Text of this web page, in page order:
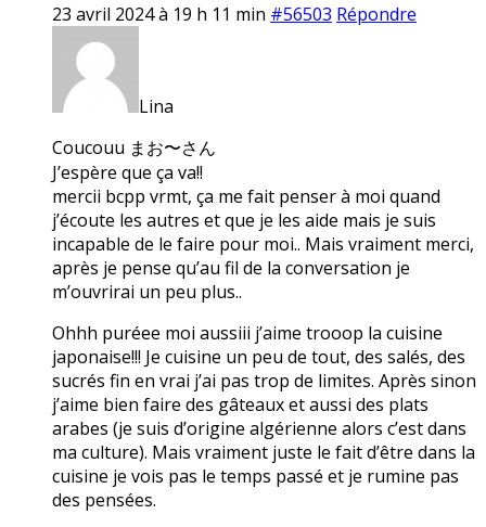
23 avril 2024 à 19 h 11 min #56503 Répondre
Lina
Coucouu まお〜さん
J’espère que ça va!!
mercii bcpp vrmt, ça me fait penser à moi quand
j’écoute les autres et que je les aide mais je suis
incapable de le faire pour moi.. Mais vraiment merci,
après je pense qu’au fil de la conversation je
m’ouvrirai un peu plus..
Ohhh puréee moi aussiii j’aime trooop la cuisine
japonaise!!! Je cuisine un peu de tout, des salés, des
sucrés fin en vrai j’ai pas trop de limites. Après sinon
j’aime bien faire des gâteaux et aussi des plats
arabes (je suis d’origine algérienne alors c’est dans
ma culture). Mais vraiment juste le fait d’être dans la
cuisine je vois pas le temps passé et je rumine pas
des pensées.